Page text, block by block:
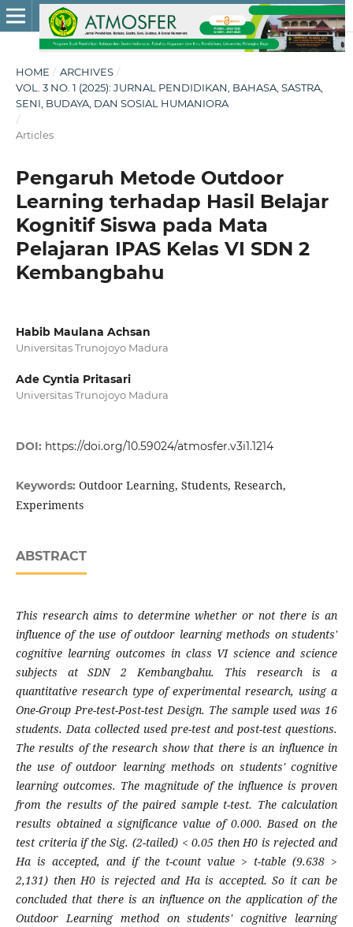
HOME / ARCHIVES /
VOL. 3 NO. 1 (2025): JURNAL PENDIDIKAN, BAHASA, SASTRA,
SENI, BUDAYA, DAN SOSIAL HUMANIORA
/
Articles
Pengaruh Metode Outdoor
Learning terhadap Hasil Belajar
Kognitif Siswa pada Mata
Pelajaran IPAS Kelas VI SDN 2
Kembangbahu
Habib Maulana Achsan
Universitas Trunojoyo Madura
Ade Cyntia Pritasari
Universitas Trunojoyo Madura
DOI: https://doi.org/10.59024/atmosfer.v3i1.1214
Keywords: Outdoor Learning, Students, Research,
Experiments
ABSTRACT
This research aims to determine whether or not there is an
influence of the use of outdoor learning methods on students'
cognitive learning outcomes in class VI science and science
subjects at SDN 2 Kembangbahu. This research is a
quantitative research type of experimental research, using a
One-Group Pre-test-Post-test Design. The sample used was 16
students. Data collected used pre-test and post-test questions.
The results of the research show that there is an influence in
the use of outdoor learning methods on students' cognitive
learning outcomes. The magnitude of the influence is proven
from the results of the paired sample t-test. The calculation
results obtained a significance value of 0.000. Based on the
test criteria if the Sig. (2-tailed) < 0.05 then H0 is rejected and
Ha is accepted, and if the t-count value > t-table (9.638 >
2,131) then H0 is rejected and Ha is accepted. So it can be
concluded that there is an influence on the application of the
Outdoor Learning method on students' cognitive learning